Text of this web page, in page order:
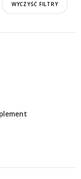
WYCZYŚĆ FILTRY